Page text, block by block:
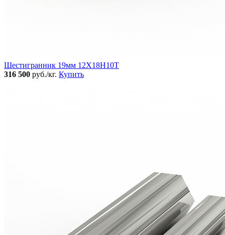
Шестигранник 19мм 12Х18Н10Т
316 500 руб./кг. Купить